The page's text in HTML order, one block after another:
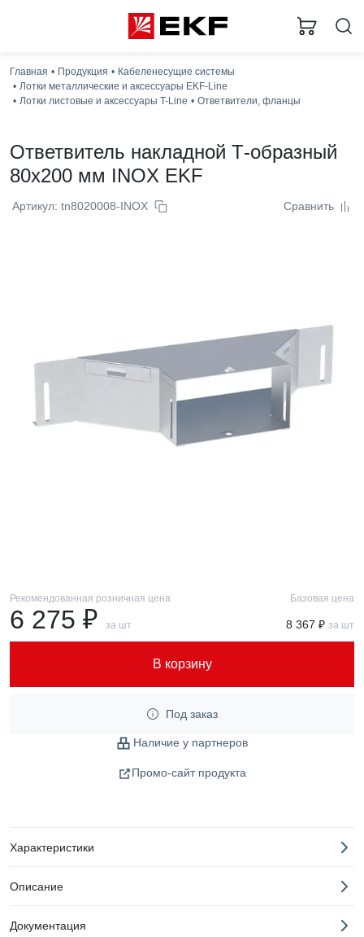
Главная Продукция
Кабеленесущие системы
Лотки металлические и аксессуары EKF-Line
Лотки листовые и аксессуары T-Line
Ответвители, фланцы
Ответвитель накладной Т-образный
80x200 мм INOX EKF
Артикул: tn8020008-INOX Сравнить
Рекомендованная розничная цена
6 275 ₽ за шт
Базовая цена
8 367 ₽ за шт
В корзину
Под заказ
Наличие у партнеров
Промо-сайт продукта
Характеристики
Описание
Документация